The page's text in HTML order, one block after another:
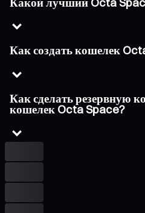
Как создать кошелек
Как сделать резервную
кошелек Octa Space?